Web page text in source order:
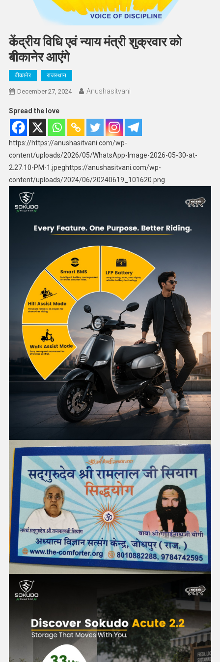
केंद्रीय विधि एवं न्याय मंत्री शुक्रवार को
बीकानेर आएंगे
बीकानेर राजस्थान
December 27, 2024 Anushasitvani
Spread the love
https://https://anushasitvani.com/wp-
content/uploads/2026/05/WhatsApp-Image-2026-05-30-at-
2.27.10-PM-1.jpeghttps://anushasitvani.com/wp-
content/uploads/2024/06/20240619_101620.png